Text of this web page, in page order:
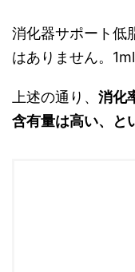
消化器サポート低
はありません。
上述の通り、 消化
含有量は高い、と